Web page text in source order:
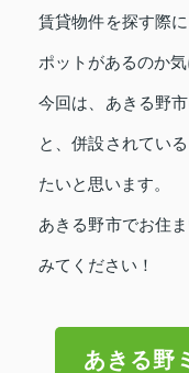
賃貸物件を探す際
ポットがあるのか
今回は、あきる野
と、併設されてい
たいと思います。
あきる野市でお住
みてください！
あきる野